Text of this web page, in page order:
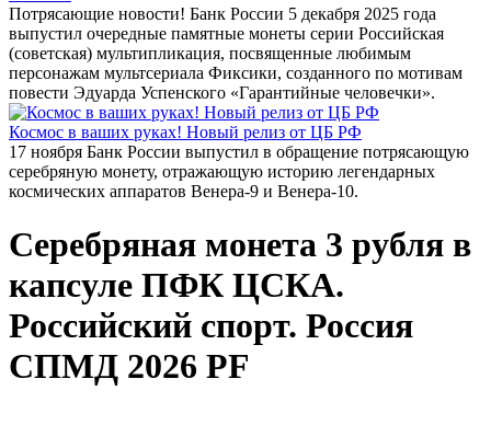
Потрясающие новости! Банк России 5 декабря 2025 года
выпустил очередные памятные монеты серии Российская
(советская) мультипликация, посвященные любимым
персонажам мультсериала Фиксики, созданного по мотивам
повести Эдуарда Успенского «Гарантийные человечки».
Космос в ваших руках! Новый релиз от ЦБ РФ
17 ноября Банк России выпустил в обращение потрясающую
серебряную монету, отражающую историю легендарных
космических аппаратов Венера-9 и Венера-10.
Серебряная монета 3 рубля в
капсуле ПФК ЦСКА.
Российский спорт. Россия
СПМД 2026 PF